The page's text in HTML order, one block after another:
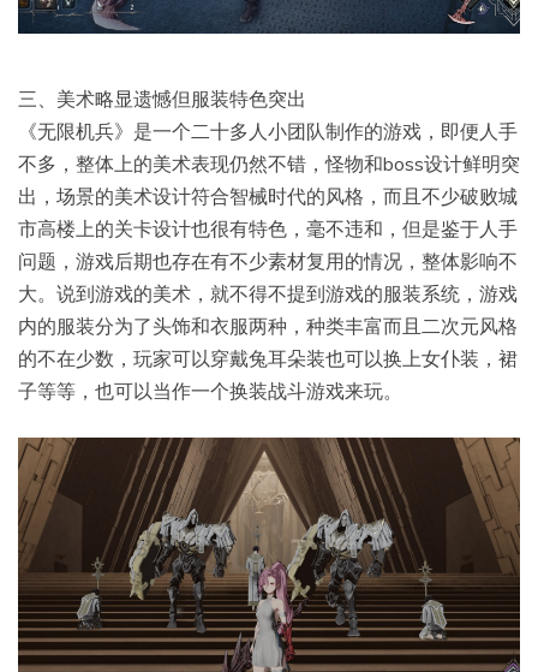
三、美术略显遗憾但服装特色突出
《无限机兵》是一个二十多人小团队制作的游戏，即便人手
不多，整体上的美术表现仍然不错，怪物和boss设计鲜明突
出，场景的美术设计符合智械时代的风格，而且不少破败城
市高楼上的关卡设计也很有特色，毫不违和，但是鉴于人手
问题，游戏后期也存在有不少素材复用的情况，整体影响不
大。说到游戏的美术，就不得不提到游戏的服装系统，游戏
内的服装分为了头饰和衣服两种，种类丰富而且二次元风格
的不在少数，玩家可以穿戴兔耳朵装也可以换上女仆装，裙
子等等，也可以当作一个换装战斗游戏来玩。